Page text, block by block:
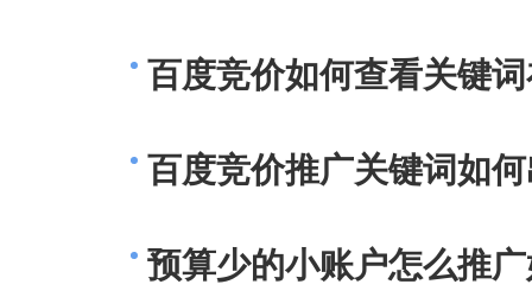
百度竞价如何查看关键
百度竞价推广关键词如
预算少的小账户怎么推